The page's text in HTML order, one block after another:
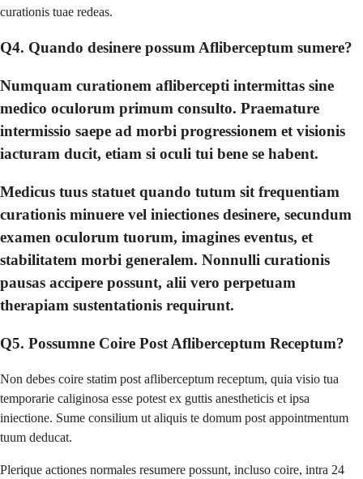
curationis tuae redeas.
Q4. Quando desinere possum Afliberceptum sumere?
Numquam curationem aflibercepti intermittas sine
medico oculorum primum consulto. Praemature
intermissio saepe ad morbi progressionem et visionis
iacturam ducit, etiam si oculi tui bene se habent.
Medicus tuus statuet quando tutum sit frequentiam
curationis minuere vel iniectiones desinere, secundum
examen oculorum tuorum, imagines eventus, et
stabilitatem morbi generalem. Nonnulli curationis
pausas accipere possunt, alii vero perpetuam
therapiam sustentationis requirunt.
Q5. Possumne Coire Post Afliberceptum Receptum?
Non debes coire statim post afliberceptum receptum, quia visio tua
temporarie caliginosa esse potest ex guttis anestheticis et ipsa
iniectione. Sume consilium ut aliquis te domum post appointmentum
tuum deducat.
Plerique actiones normales resumere possunt, incluso coire, intra 24